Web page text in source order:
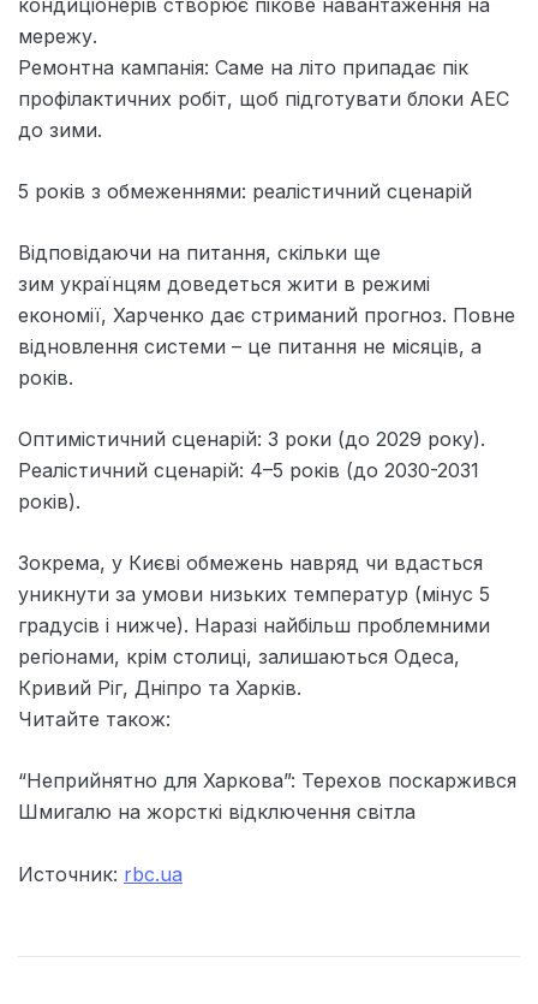
мережу.
Ремонтна кампанія: Саме на літо припадає пік
профілактичних робіт, щоб підготувати блоки АЕС
до зими.
5 років з обмеженнями: реалістичний сценарій
Відповідаючи на питання, скільки ще
зим українцям доведеться жити в режимі
економії, Харченко дає стриманий прогноз. Повне
відновлення системи – це питання не місяців, а
років.
Оптимістичний сценарій: 3 роки (до 2029 року).
Реалістичний сценарій: 4–5 років (до 2030-2031
років).
Зокрема, у Києві обмежень навряд чи вдасться
уникнути за умови низьких температур (мінус 5
градусів і нижче). Наразі найбільш проблемними
регіонами, крім столиці, залишаються Одеса,
Кривий Ріг, Дніпро та Харків.
Читайте також:
“Неприйнятно для Харкова”: Терехов поскаржився
Шмигалю на жорсткі відключення світла
Источник: rbc.ua